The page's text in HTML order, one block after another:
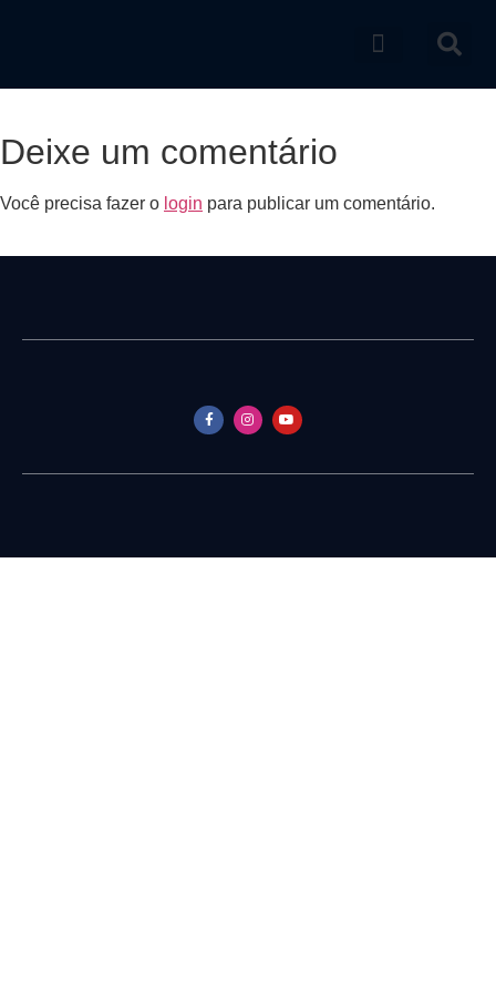
Deixe um comentário
Você precisa fazer o login para publicar um comentário.